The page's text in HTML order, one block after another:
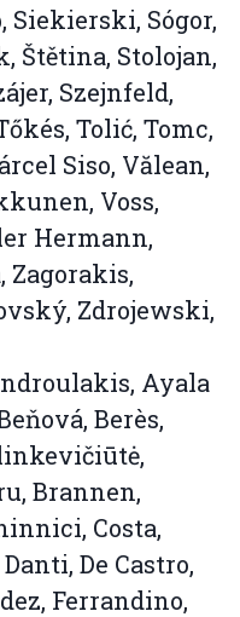
Siekierski, Sógor,
Štětina, Stolojan,
Szejnfeld,
Tolić, Tomc,
Siso, Vălean,
Voss,
Hermann,
Zdrojewski,
Ayala
Berès,
Brannen,
Costa,
De Castro,
Ferrandino,